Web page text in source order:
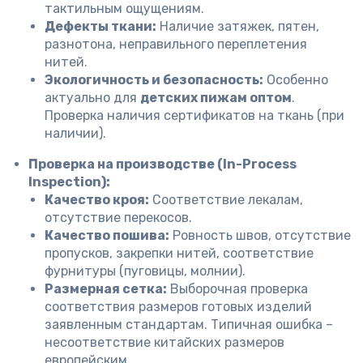
тактильным ощущениям.
Дефекты ткани: Наличие затяжек, пятен,
разнотона, неправильного переплетения
нитей.
Экологичность и безопасность: Особенно
актуально для детских пижам оптом.
Проверка наличия сертификатов на ткань (при
наличии).
Проверка на производстве (In-Process
Inspection):
Качество кроя: Соответствие лекалам,
отсутствие перекосов.
Качество пошива: Ровность швов, отсутствие
пропусков, закрепки нитей, соответствие
фурнитуры (пуговицы, молнии).
Размерная сетка: Выборочная проверка
соответствия размеров готовых изделий
заявленным стандартам. Типичная ошибка –
несоответствие китайских размеров